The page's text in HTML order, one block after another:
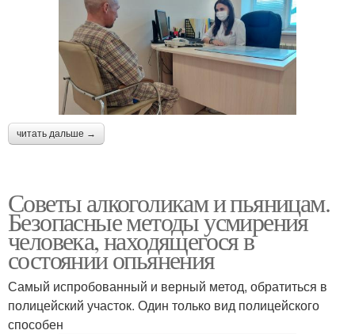
читать дальше →
Советы алкоголикам и пьяницам.
Безопасные методы усмирения
человека, находящегося в
состоянии опьянения
Самый испробованный и верный метод, обратиться в
полицейский участок. Один только вид полицейского
способен